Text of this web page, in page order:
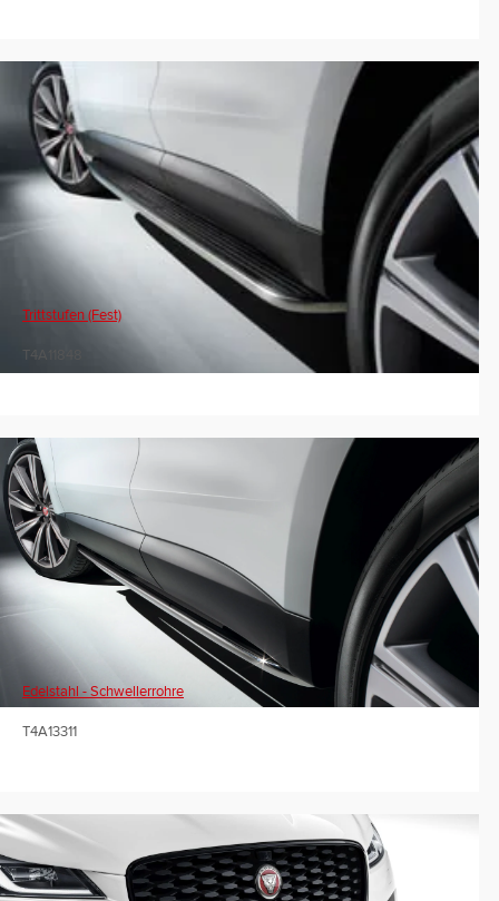
Trittstufen (fest)
T4A11848
Edelstahl - Schwellerrohre
T4A13311